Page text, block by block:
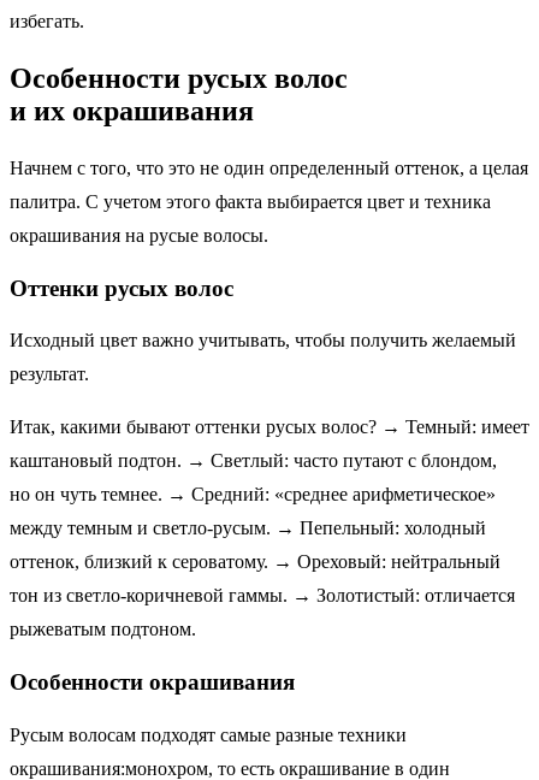
избегать.
Особенности русых волос
и их окрашивания
Начнем с того, что это не один определенный оттенок, а целая
палитра. С учетом этого факта выбирается цвет и техника
окрашивания на русые волосы.
Оттенки русых волос
Исходный цвет важно учитывать, чтобы получить желаемый
результат.
Итак, какими бывают оттенки русых волос? → Темный: имеет
каштановый подтон. → Светлый: часто путают с блондом,
но он чуть темнее. → Средний: «среднее арифметическое»
между темным и светло-русым. → Пепельный: холодный
оттенок, близкий к сероватому. → Ореховый: нейтральный
тон из светло-коричневой гаммы. → Золотистый: отличается
рыжеватым подтоном.
Особенности окрашивания
Русым волосам подходят самые разные техники
окрашивания:монохром, то есть окрашивание в один